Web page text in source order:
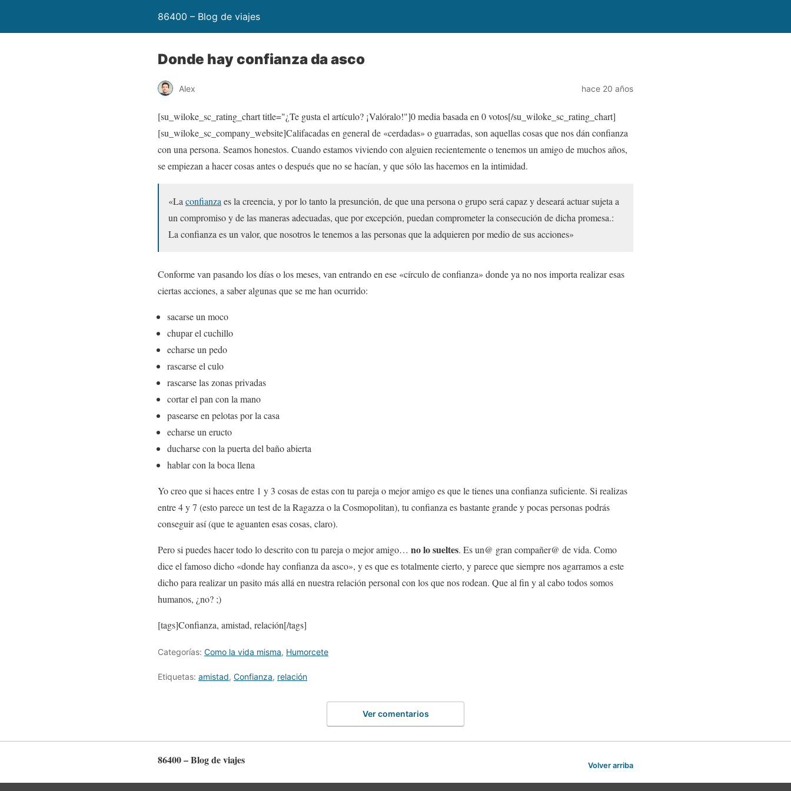
86400 – Blog de viajes
Donde hay confianza da asco
Alex hace 20 años
[su_wiloke_sc_rating_chart title="¿Te gusta el artículo? ¡Valóralo!"]0media basada en 0votos[/su_wiloke_sc_rating_chart]
[su_wiloke_sc_company_website]Califacadas en general de «cerdadas» o guarradas, son aquellas cosas que nos dán confianza
con una persona. Seamos honestos. Cuando estamos viviendo con alguien recientemente o tenemos un amigo de muchos años,
se empiezan a hacer cosas antes o después que no se hacían, y que sólo las hacemos en la intimidad.
«La confianza es la creencia, y por lo tanto la presunción, de que una persona o grupo será capaz y deseará actuar sujeta a
un compromiso y de las maneras adecuadas, que por excepción, puedan comprometer la consecución de dicha promesa.:
La confianza es un valor, que nosotros le tenemos a las personas que la adquieren por medio de sus acciones»
Conforme van pasando los días o los meses, van entrando en ese «círculo de confianza» donde ya no nos importa realizar esas
ciertas acciones, a saber algunas que se me han ocurrido:
sacarse un moco
chupar el cuchillo
echarse un pedo
rascarse el culo
rascarse las zonas privadas
cortar el pan con la mano
pasearse en pelotas por la casa
echarse un eructo
ducharse con la puerta del baño abierta
hablar con la boca llena
Yo creo que si haces entre 1 y 3 cosas de estas con tu pareja o mejor amigo es que le tienes una confianza suficiente. Si realizas
entre 4 y 7 (esto parece un test de la Ragazza o la Cosmopolitan), tu confianza es bastante grande y pocas personas podrás
conseguir así (que te aguanten esas cosas, claro).
Pero si puedes hacer todo lo descrito con tu pareja o mejor amigo… no lo sueltes. Es un@ gran compañer@ de vida. Como
dice el famoso dicho «donde hay confianza da asco», y es que es totalmente cierto, y parece que siempre nos agarramos a este
dicho para realizar un pasito más allá en nuestra relación personal con los que nos rodean. Que al fin y al cabo todos somos
humanos, ¿no? ;)
[tags]Confianza, amistad, relación[/tags]
Categorías: Como la vida misma, Humorcete
Etiquetas: amistad, Confianza, relación
Ver comentarios
86400 – Blog de viajes Volver arriba